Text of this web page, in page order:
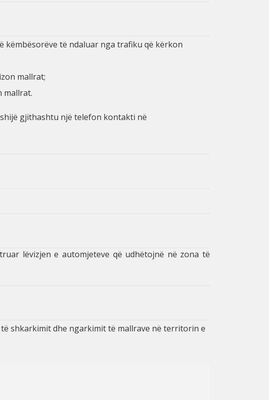
këmbësorëve të ndaluar nga trafiku që kërkon
mallrat;
mallrat.
gjithashtu një telefon kontakti në
lëvizjen e automjeteve që udhëtojnë në zona të
shkarkimit dhe ngarkimit të mallrave në territorin e